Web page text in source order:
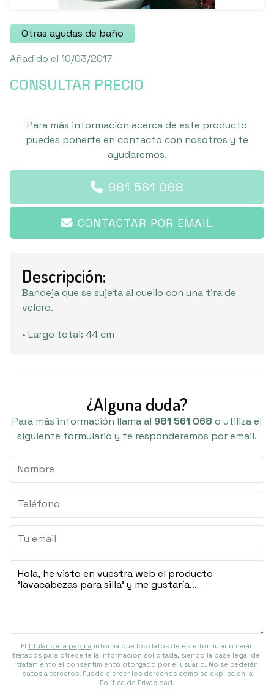
Otras ayudas de baño
Añadido el 10/03/2017
CONSULTAR PRECIO
Para más información acerca de este producto
puedes ponerte en contacto con nosotros y te
ayudaremos.
981 561 068
CONTACTAR POR EMAIL
Descripción:
Bandeja que se sujeta al cuello con una tira de
velcro.
• Largo total: 44 cm
¿Alguna duda?
Para más información llama al 981 561 068 o utiliza el
siguiente formulario y te responderemos por email.
El titular de la página informa que los datos de este formulario serán
tratados para ofrecerle la información solicitada, siendo la base legal del
tratamiento el consentimiento otorgado por el usuario. No se cederán
datos a terceros. Puede ejercer los derechos como se explica en la
Política de Privacidad.